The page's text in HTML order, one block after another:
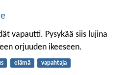
vapautti. Pysykää siis lujina
orjuuden ikeeseen.
elämä vapahtaja